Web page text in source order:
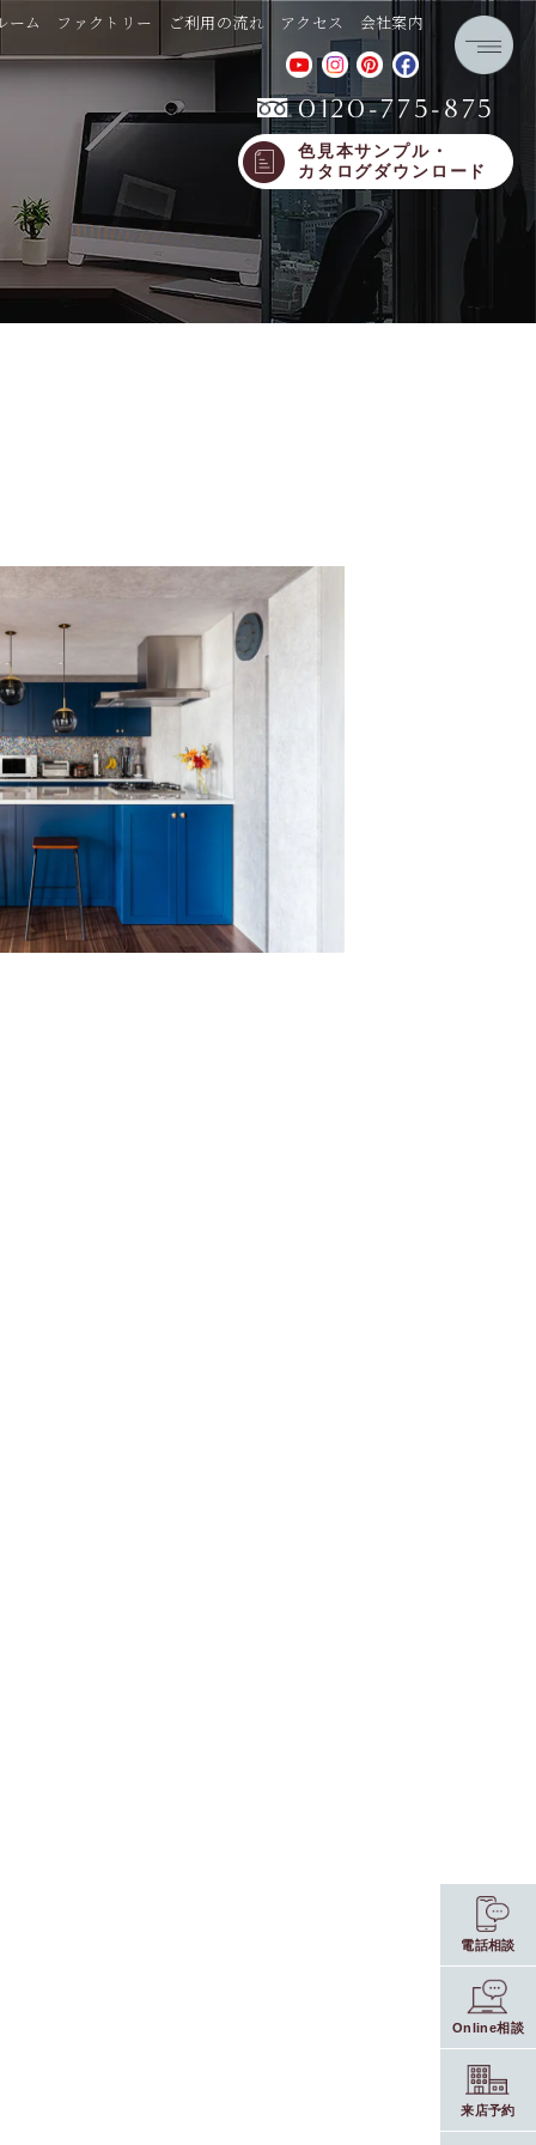
ーム ファクトリー ご利用の流れ アクセス 会社案内
0120-775-875
色見本サンプル・
カタログダウンロード
電話相談
Online相談
来店予約